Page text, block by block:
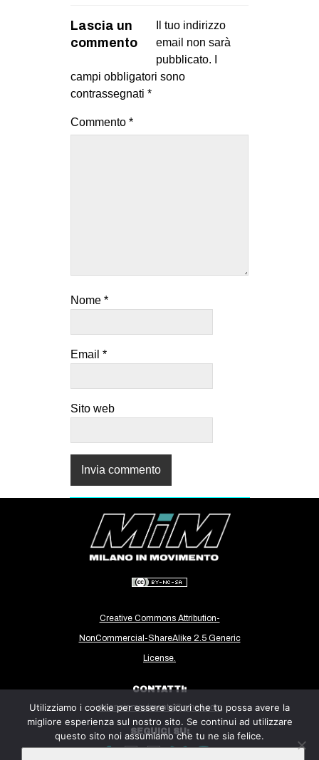
Lascia un
commento
Il tuo indirizzo
email non sarà
pubblicato.
campi obbligatori sono
contrassegnati *
Commento *
Nome *
Email *
Sito web
Creative Commons Attribution-
NonCommercial-ShareAlike 2.5 Generic
License.
CONTATTI:
milanoinmovimento@gmail.com
SEGUICI SU:
Utilizziamo i cookie per essere sicuri che tu possa avere la
migliore esperienza sul nostro sito. Se continui ad utilizzare
questo sito noi assumiamo che tu ne sia felice.